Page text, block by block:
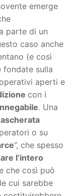
emerge
parte di un
caso anche
(e così
sulla
aperti e
con i
. Una
o su
”, che spesso
l’intero
che così può
cui sarebbe